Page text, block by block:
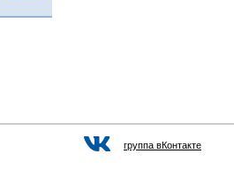
группа вКонтакте